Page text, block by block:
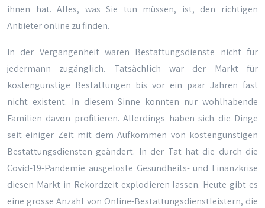
ihnen hat. Alles, was Sie tun müssen, ist, den richtigen
Anbieter online zu finden.
In der Vergangenheit waren Bestattungsdienste nicht für
jedermann zugänglich. Tatsächlich war der Markt für
kostengünstige Bestattungen bis vor ein paar Jahren fast
nicht existent. In diesem Sinne konnten nur wohlhabende
Familien davon profitieren. Allerdings haben sich die Dinge
seit einiger Zeit mit dem Aufkommen von kostengünstigen
Bestattungsdiensten geändert. In der Tat hat die durch die
Covid-19-Pandemie ausgelöste Gesundheits- und Finanzkrise
diesen Markt in Rekordzeit explodieren lassen. Heute gibt es
eine grosse Anzahl von Online-Bestattungsdienstleistern, die